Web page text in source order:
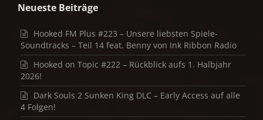
Neueste Beiträge
Hooked FM Plus #223 – Unsere liebsten Spiele-
Soundtracks – Teil 14 feat. Benny von Ink Ribbon Radio
Hooked on Topic #222 – Rückblick aufs 1. Halbjahr
2026!
Dark Souls 2 Sunken King DLC – Early Access auf alle
4 Folgen!